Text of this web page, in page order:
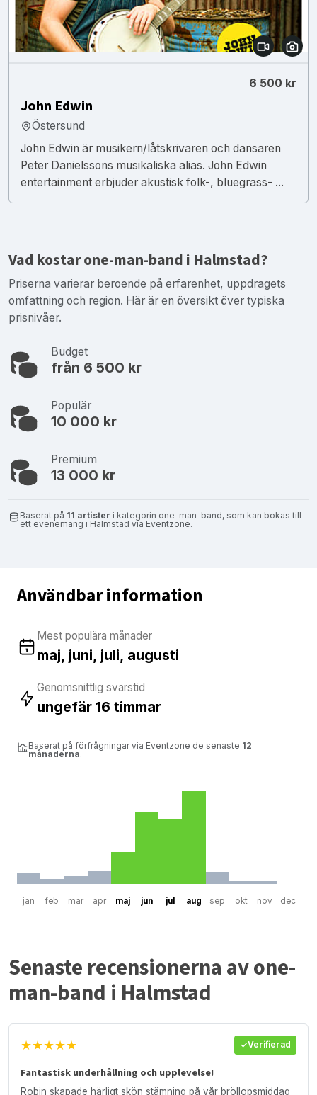
6 500 kr
John Edwin
Östersund
John Edwin är musikern/låtskrivaren och dansaren
Peter Danielssons musikaliska alias. John Edwin
entertainment erbjuder akustisk folk-, bluegrass- ...
Vad kostar one-man-band i Halmstad?
Priserna varierar beroende på erfarenhet, uppdragets
omfattning och region. Här är en översikt över typiska
prisnivåer.
Budget
från 6 500 kr
Populär
10 000 kr
Premium
13 000 kr
Baserat på 11 artister i kategorin one-man-band, som kan bokas till
ett evenemang i Halmstad via Eventzone.
Användbar information
Mest populära månader
maj, juni, juli, augusti
Genomsnittlig svarstid
ungefär 16 timmar
Baserat på förfrågningar via Eventzone de senaste 12
månaderna.
jan feb mar apr maj jun jul aug sep okt nov dec
Senaste recensionerna av one-
man-band i Halmstad
★★★★★ Verifierad
Fantastisk underhållning och upplevelse!
Robin skapade härligt skön stämning på vår bröllopsmiddag